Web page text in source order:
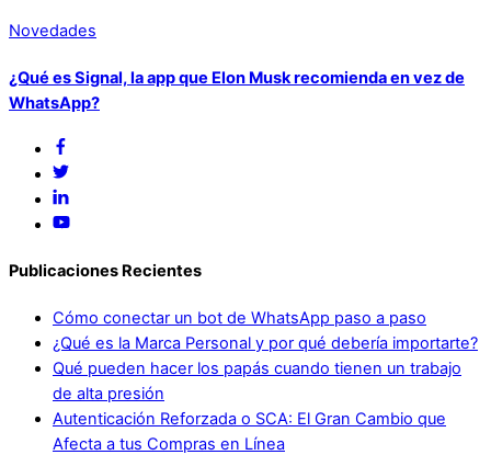
Novedades
¿Qué es Signal, la app que Elon Musk recomienda en vez de
WhatsApp?
Publicaciones Recientes
Cómo conectar un bot de WhatsApp paso a paso
¿Qué es la Marca Personal y por qué debería importarte?
Qué pueden hacer los papás cuando tienen un trabajo
de alta presión
Autenticación Reforzada o SCA: El Gran Cambio que
Afecta a tus Compras en Línea